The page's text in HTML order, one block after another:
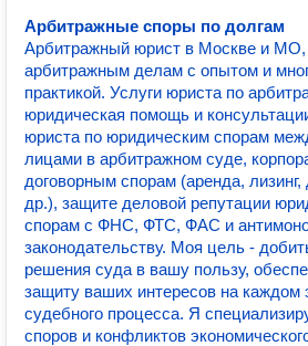
Арбитражные споры по долгам
Арбитражный юрист в Москве и МО,
арбитражным делам с опытом и
практикой. Услуги юриста по
юридическая помощь и
юриста по юридическим спорам
лицами в арбитражном суде,
договорным спорам (аренда, лизинг,
др.), защите деловой репутации
спорам с ФНС, ФТС, ФАС и
законодательству. Моя цель -
решения суда в вашу пользу,
защиту ваших интересов на каждом
судебного процесса. Я
споров и конфликтов